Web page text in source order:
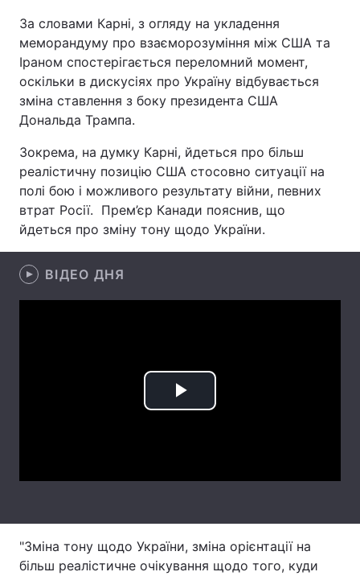
Техно і зв'язок Лайт
Зброя Інциденти
Здоров'я Туризм
Екологія Регіони
Лонгріди
Відео з Youtube Статті
Інтерв'ю
Тема оформлення
За словами Карні, з огляду на укладення
меморандуму про взаєморозуміння між США та
Іраном спостерігається переломний момент,
оскільки в дискусіях про Україну відбувається
зміна ставлення з боку президента США
Дональда Трампа.
Зокрема, на думку Карні, йдеться про більш
реалістичну позицію США стосовно ситуації на
полі бою і можливого результату війни, певних
втрат Росії. Прем’єр Канади пояснив, що
йдеться про зміну тону щодо України.
ВІДЕО ДНЯ
Play
"Зміна тону щодо України, зміна орієнтації на
більш реалістичне очікування щодо того, куди